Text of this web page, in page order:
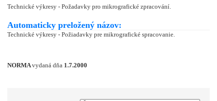
Technické výkresy - Požadavky pro mikrografické zpracování.
Automaticky preložený názov:
Technické výkresy - Požiadavky pre mikrografické spracovanie.
NORMAvydaná dňa 1.7.2000